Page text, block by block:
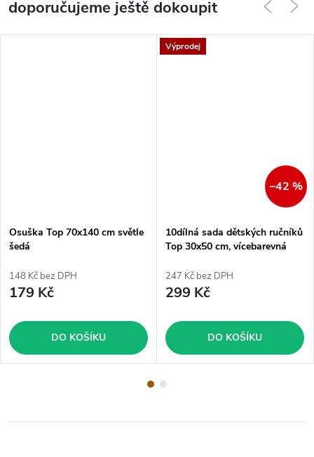
doporučujeme ještě dokoupit
Osuška Top 70x140 cm světle
šedá
148 Kč bez DPH
179 Kč
DO KOŠÍKU
Výprodej
–42 %
10dílná sada dětských ručníků
Top 30x50 cm, vícebarevná
247 Kč bez DPH
299 Kč
DO KOŠÍKU